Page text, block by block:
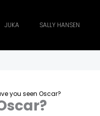
JUKA SALLY HANSEN
you seen Oscar?